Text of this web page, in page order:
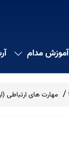
آموزش مدام
مهارت های ارتباطی